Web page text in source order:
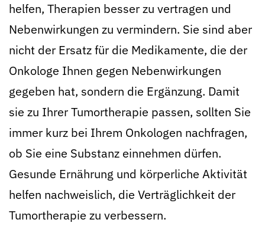
helfen, Therapien besser zu vertragen und
Nebenwirkungen zu vermindern. Sie sind aber
nicht der Ersatz für die Medikamente, die der
Onkologe Ihnen gegen Nebenwirkungen
gegeben hat, sondern die Ergänzung. Damit
sie zu Ihrer Tumortherapie passen, sollten Sie
immer kurz bei Ihrem Onkologen nachfragen,
ob Sie eine Substanz einnehmen dürfen.
Gesunde Ernährung und körperliche Aktivität
helfen nachweislich, die Verträglichkeit der
Tumortherapie zu verbessern.